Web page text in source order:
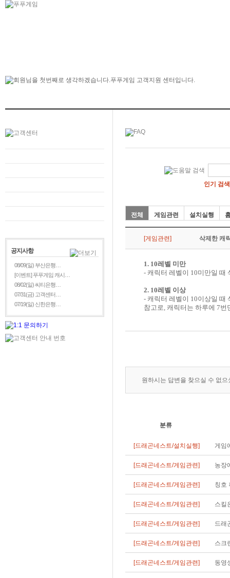
공지사항
08/09(일) 부산은행…
[이벤트] 푸푸게임 캐시…
08/02(일) 씨티은행…
07/31(금) 고객센터…
07/19(일) 신한은행…
인기 검
전체 게임관련 설치실행
[게임관련] 삭제한 캐
1. 10레벨 미만
- 캐릭터 레벨이 10미만일 때
2. 10레벨 이상
- 캐릭터 레벨이 10이상일 때
참고로, 캐릭터는 하루에 7
원하시는 답변을 찾으실 수 없
분류
[드래곤네스트/설치실행] 게임
[드래곤네스트/게임관련] 농장
[드래곤네스트/게임관련] 칭호
[드래곤네스트/게임관련] 스킬
[드래곤네스트/게임관련] 드래
[드래곤네스트/게임관련] 스크
[드래곤네스트/게임관련] 동영